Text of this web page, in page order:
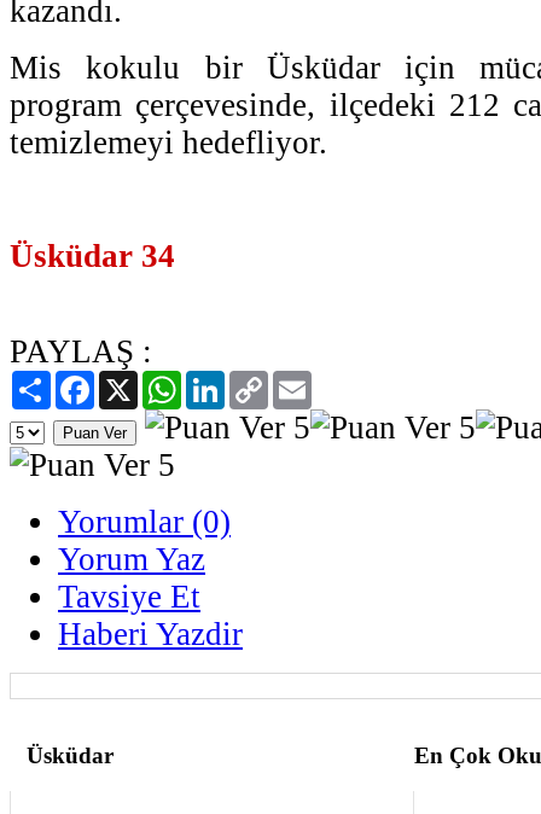
kazandı.
Mis kokulu bir Üsküdar için
program çerçevesinde, ilçedeki 212
temizlemeyi hedefliyor.
Üsküdar 34
PAYLAŞ :
PaylaşFacebook
X WhatsAppLinkedIn
Copy
Link
Yorumlar (0)
Yorum Yaz
Tavsiye Et
Haberi Yazdir
Üsküdar En Çok